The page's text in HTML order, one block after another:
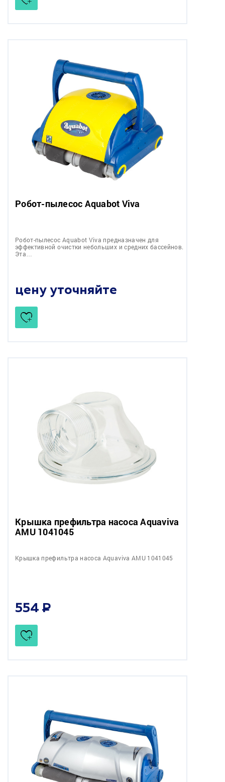
Робот-пылесоc Aquabot Viva
Робот-пылесоc Aquabot Viva предназначен для
эффективной очистки небольших и средних бассейнов.
Эта…
цену уточняйте
Крышка префильтра насоса Aquaviva
AMU 1041045
Крышка префильтра насоса Aquaviva AMU 1041045
554